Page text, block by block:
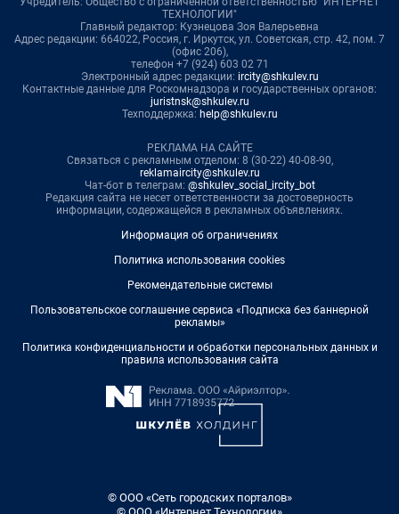
ТЕХНОЛОГИИ"
Главный редактор: Кузнецова Зоя Валерьевна
Адрес редакции: 664022, Россия, г. Иркутск, ул. Советская, стр. 42, пом. 7
(офис 206),
телефон +7 (924) 603 02 71
Электронный адрес редакции: ircity@shkulev.ru
Контактные данные для Роскомнадзора и государственных органов:
juristnsk@shkulev.ru
Техподдержка: help@shkulev.ru
РЕКЛАМА НА САЙТЕ
Связаться с рекламным отделом: 8 (30-22) 40-08-90,
reklamaircity@shkulev.ru
Чат-бот в телеграм: @shkulev_social_ircity_bot
Редакция сайта не несет ответственности за достоверность
информации, содержащейся в рекламных объявлениях.
Информация об ограничениях
Политика использования cookies
Рекомендательные системы
Пользовательское соглашение сервиса «Подписка без баннерной
рекламы»
Политика конфиденциальности и обработки персональных данных и
правила использования сайта
© ООО «Сеть городских порталов»